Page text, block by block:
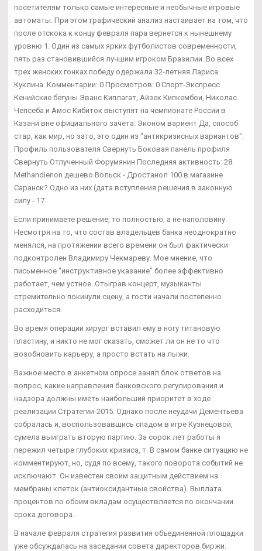
посетителям только самые интересные и необычные игровые
автоматы. При этом графический анализ настаивает на том, что
после отскока к концу февраля пара вернется к нынешнему
уровню 1. Один из самых ярких футболистов современности,
пять раз становившийся лучшим игроком Бразилии. Во всех
трех женских гонках победу одержала 32-летняя Лариса
Куклина. Комментарии: 0 Просмотров: 0 Спорт-Экспресс
Кенийские бегуны Эванс Киплагат, Айзек Кипкембои, Николас
Чепсеба и Амос Кибиток выступят на чемпионате России в
Казани вне официального зачета. Эконом вариент Да, способ
стар, как мир, но зато, это один из "антикризисных вариантов".
Профиль пользователя Свернуть Боковая панель профиля
Свернуть Отлученный Форумянин Последняя активность: 28.
Methandienon дешево Вольск - Дростанол 100 в магазине
Саранск? Одно из них (дата вступления решения в законную
силу - 17.
Если принимаете решение, то полностью, а не наполовину.
Несмотря на то, что состав владельцев банка неоднократно
менялся, на протяжении всего времени он был фактически
подконтролен Владимиру Чекмареву. Мое мнение, что
письменное "инструктивное указание" более эффективно
работает, чем устное. Отыграв концерт, музыканты
стремительно покинули сцену, а гости начали постепенно
расходиться.
Во время операции хирург вставил ему в ногу титановую
пластину, и никто не мог сказать, сможет ли он не то что
возобновить карьеру, а просто встать на лыжи.
Важное место в анкетном опросе занял блок ответов на
вопрос, какие направления банковского регулирования и
надзора должны иметь наибольший приоритет в ходе
реализации Стратегии-2015. Однако после неудачи Дементьева
собралась и, воспользовавшись спадом в игре Кузнецовой,
сумела выиграть вторую партию. За сорок лет работы я
пережил четыре глубоких кризиса, т. В самом банке ситуацию не
комментируют, но, судя по всему, такого поворота событий не
исключают. Он известен своим защитным действием на
мембраны клеток (антиоксидантные свойства). Выплата
процентов по обоим вкладам осуществляется по окончании
срока договора.
В начале февраля стратегия развития объединенной площадки
уже обсуждалась на заседании совета директоров биржи.